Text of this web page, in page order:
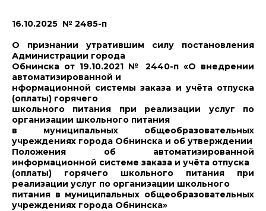
16.10.2025 № 2485-п
О признании утратившим силу постановления
Администрации города
Обнинска от 19.10.2021 № 2440-п «О внедрении
автоматизированной и
нформационной системы заказа и учёта отпуска
(оплаты) горячего
школьного питания при реализации услуг по
организации школьного питания
в муниципальных общеобразовательных
учреждениях города Обнинска и об утверждении
Положения об автоматизированной
информационной системе заказа и учёта отпуска
(оплаты) горячего школьного питания при
реализации услуг по организации школьного
питания в муниципальных общеобразовательных
учреждениях города Обнинска»